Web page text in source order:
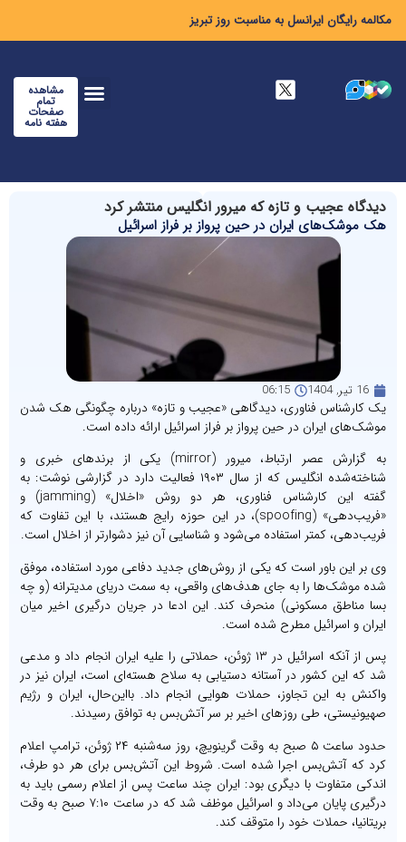
مکالمه رایگان ایرانسل به مناسبت روز تبریز
مشاهده
تمام
صفحات
هفته نامه
دیدگاه عجیب و تازه که میرور انگلیس منتشر کرد
هک موشک‌های ایران در حین پرواز بر فراز اسرائیل
16 تیر, 1404 06:15
یک کارشناس فناوری، دیدگاهی «عجیب و تازه» درباره چگونگی هک شدن
موشک‌های ایران در حین پرواز بر فراز اسرائیل ارائه داده است.
به گزارش عصر ارتباط، میرور (mirror) یکی از برندهای خبری و
شناخته‌شده انگلیس که از سال ۱۹۰۳ فعالیت دارد در گزارشی نوشت: به
گفته این کارشناس فناوری، هر دو روش «اخلال» (jamming) و
«فریب‌دهی» (spoofing)، در این حوزه رایج هستند، با این تفاوت که
فریب‌دهی، کمتر استفاده می‌شود و شناسایی آن نیز دشوارتر از اخلال است.
وی بر این باور است که یکی از روش‌های جدید دفاعی مورد استفاده، موفق
شده موشک‌ها را به جای هدف‌های واقعی، به سمت دریای مدیترانه (و چه
بسا مناطق مسکونی) منحرف کند. این ادعا در جریان درگیری اخیر میان
ایران و اسرائیل مطرح شده است.
پس از آنکه اسرائیل در ۱۳ ژوئن، حملاتی را علیه ایران انجام داد و مدعی
شد که این کشور در آستانه دستیابی به سلاح هسته‌ای است، ایران نیز در
واکنش به این تجاوز، حملات هوایی انجام داد. بااین‌حال، ایران و رژیم
صهیونیستی، طی روزهای اخیر بر سر آتش‌بس به توافق رسیدند.
حدود ساعت ۵ صبح به وقت گرینویچ، روز سه‌شنبه ۲۴ ژوئن، ترامپ اعلام
کرد که آتش‌بس اجرا شده است. شروط این آتش‌بس برای هر دو طرف،
اندکی متفاوت با دیگری بود: ایران چند ساعت پس از اعلام رسمی باید به
درگیری پایان می‌داد و اسرائیل موظف شد که در ساعت ۷:۱۰ صبح به وقت
بریتانیا، حملات خود را متوقف کند.